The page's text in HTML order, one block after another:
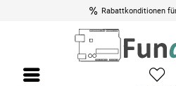
Rabattkonditionen